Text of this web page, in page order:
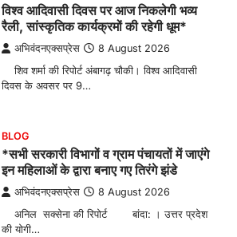
विश्व आदिवासी दिवस पर आज निकलेगी भव्य
रैली, सांस्कृतिक कार्यक्रमों की रहेगी धूम*
अभिवंदनएक्सप्रेस 8 August 2026
शिव शर्मा की रिपोर्ट अंबागढ़ चौकी। विश्व आदिवासी
दिवस के अवसर पर 9…
BLOG
*सभी सरकारी विभागों व ग्राम पंचायतों में जाएंगे
इन महिलाओं के द्वारा बनाए गए तिरंगे झंडे
अभिवंदनएक्सप्रेस 8 August 2026
अनिल सक्सेना की रिपोर्ट बांदा: । उत्तर प्रदेश
की योगी…